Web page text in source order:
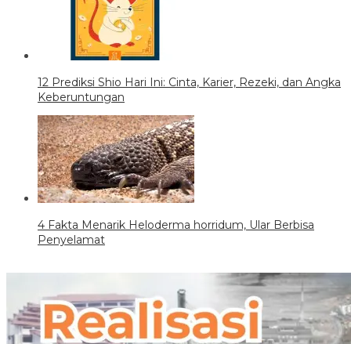
12 Prediksi Shio Hari Ini: Cinta, Karier, Rezeki, dan Angka
Keberuntungan
4 Fakta Menarik Heloderma horridum, Ular Berbisa
Penyelamat